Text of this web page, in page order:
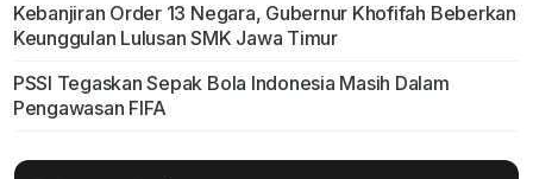
Kebanjiran Order 13 Negara, Gubernur Khofifah Beberkan
Keunggulan Lulusan SMK Jawa Timur
PSSI Tegaskan Sepak Bola Indonesia Masih Dalam
Pengawasan FIFA